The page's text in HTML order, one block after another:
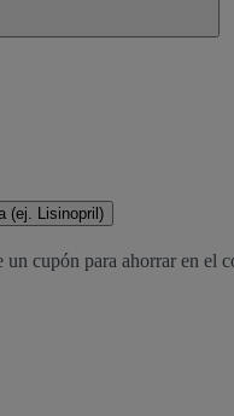
(ej. Lisinopril)
cupón para ahorrar en el